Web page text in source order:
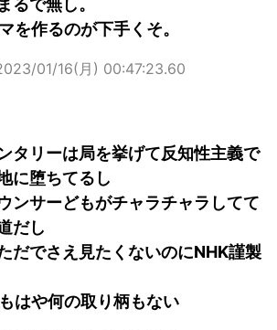
を作るのが下手くそ。
01/16(月) 00:47:23.60
タリーは局を挙げて反知性主義で
に堕ちてるし
ンサーどもがチャラチャラしてて
だし
だでさえ見たくないのにNHK謹製
はや何の取り柄もない